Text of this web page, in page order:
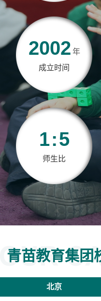
2002 年
成立时间
1:5
师生比
<
青苗教育集团
北京